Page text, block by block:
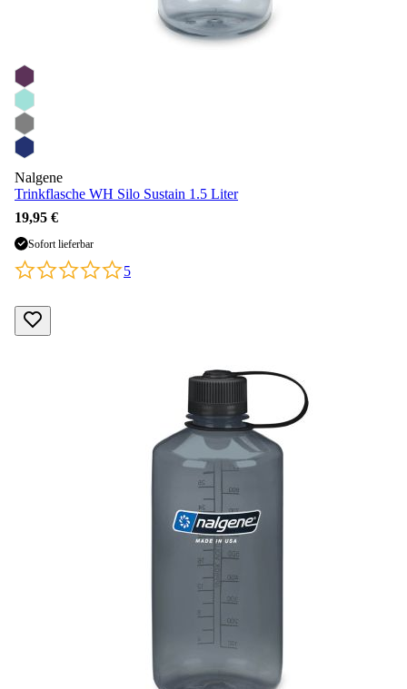
Nalgene
Trinkflasche WH Silo Sustain 1.5 Liter
19,95 €
Sofort lieferbar
5